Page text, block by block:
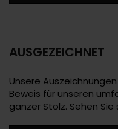
AUSGEZEICHNET
Unsere
Beweis für unseren
ganzer Stolz. Sehen Sie